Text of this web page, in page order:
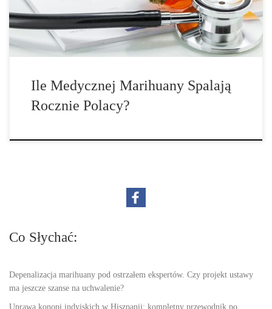
Ile Medycznej Marihuany Spalają
Rocznie Polacy?
Co Słychać:
Depenalizacja marihuany pod ostrzałem ekspertów. Czy projekt ustawy
ma jeszcze szanse na uchwalenie?
Uprawa konopi indyjskich w Hiszpanii: kompletny przewodnik po